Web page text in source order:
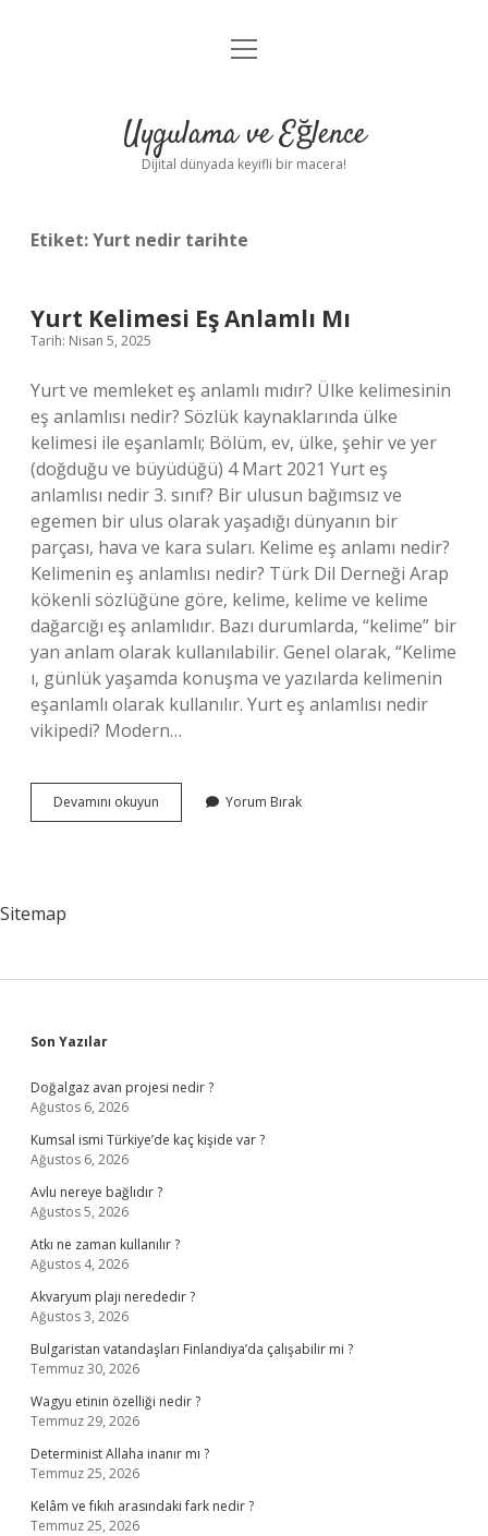
Anasayfa
Yasal Uyarı
menüyü
Uygulama ve Eğlence
Dijital dünyada keyifli bir macera!
Etiket:Yurt nedir tarihte
Yurt Kelimesi Eş Anlamlı Mı
Tarih: Nisan 5, 2025
Yurt ve memleket eş anlamlı mıdır? Ülke kelimesinin
eş anlamlısı nedir? Sözlük kaynaklarında ülke
kelimesi ile eşanlamlı; Bölüm, ev, ülke, şehir ve yer
(doğduğu ve büyüdüğü) 4 Mart 2021 Yurt eş
anlamlısı nedir 3. sınıf? Bir ulusun bağımsız ve
egemen bir ulus olarak yaşadığı dünyanın bir
parçası, hava ve kara suları. Kelime eş anlamı nedir?
Kelimenin eş anlamlısı nedir? Türk Dil Derneği Arap
kökenli sözlüğüne göre, kelime, kelime ve kelime
dağarcığı eş anlamlıdır. Bazı durumlarda, “kelime” bir
yan anlam olarak kullanılabilir. Genel olarak, “Kelime
ı, günlük yaşamda konuşma ve yazılarda kelimenin
eşanlamlı olarak kullanılır. Yurt eş anlamlısı nedir
vikipedi? Modern…
Devamını okuyun
Kelimesi
Yorum Bırak
Sitemap
Sidebar
Son Yazılar
Doğalgaz avan projesi nedir ?
Ağustos 6, 2026
Kumsal ismi Türkiye’de kaç kişide var ?
Ağustos 6, 2026
Avlu nereye bağlıdır ?
Ağustos 5, 2026
Atkı ne zaman kullanılır ?
Ağustos 4, 2026
Akvaryum plajı nerededir ?
Ağustos 3, 2026
Bulgaristan vatandaşları Finlandiya’da çalışabilir mi ?
Temmuz 30, 2026
Wagyu etinin özelliği nedir ?
Temmuz 29, 2026
Determinist Allaha inanır mı ?
Temmuz 25, 2026
Kelâm ve fıkıh arasındaki fark nedir ?
Temmuz 25, 2026